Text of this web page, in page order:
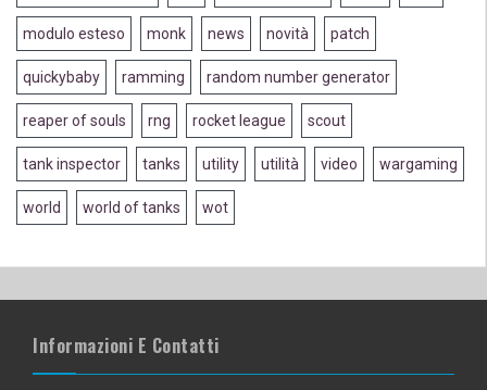
modulo esteso monk news novità patch
quickybaby ramming random number generator
reaper of souls rng rocket league scout
tank inspector tanks utility utilità video wargaming
world world of tanks wot
Informazioni E Contatti